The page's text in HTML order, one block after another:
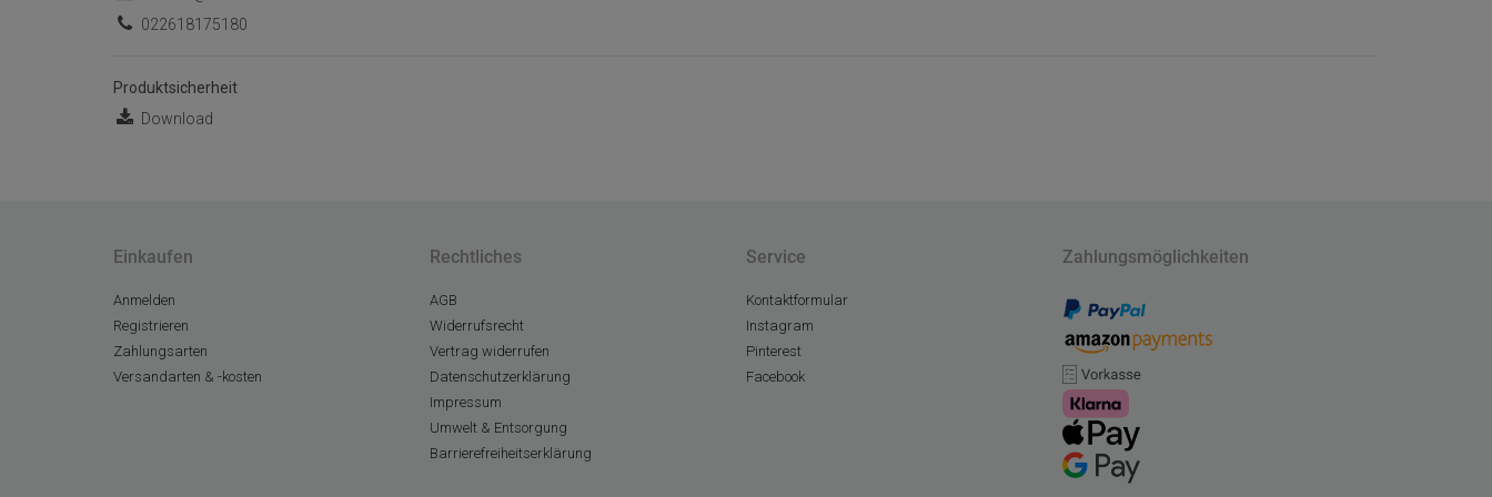
022618175180
Produktsicherheit
Download
Einkaufen
Anmelden
Registrieren
Zahlungsarten
Versandarten & -kosten
Rechtliches
AGB
Widerrufsrecht
Vertrag widerrufen
Datenschutzerklärung
Impressum
Umwelt & Entsorgung
Barrierefreiheitserklärung
Service
Kontaktformular
Instagram
Pinterest
Facebook
Zahlungsmöglichkeiten